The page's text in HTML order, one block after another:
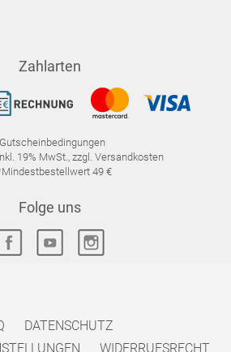
Zahlarten
19% MwSt., zzgl. Versandkosten
49 €
Folge uns
DATENSCHUTZ
WIDERRUFSRECHT